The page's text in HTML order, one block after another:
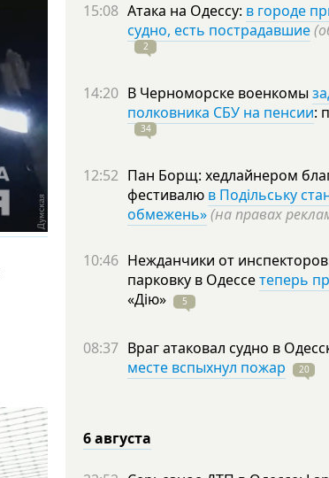
15:08 Атака на Одессу: в городе
судно, есть пострадавшие
2
14:20 В Черноморске военкомы
полковника СБУ на пенсии:
34
12:52 Пан Борщ: хедлайнером
фестивалю в Подільську
обмежень»(на правах
10:46 Нежданчики от
парковку в Одессетеперь
«Дію»
5
08:37 Враг атаковал судно в
месте вспыхнул пожар
20
6 августа